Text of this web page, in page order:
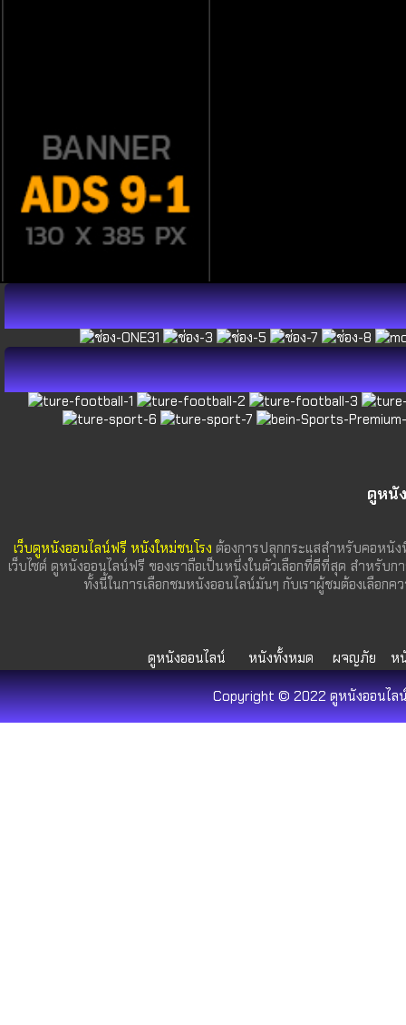
ดูหนั
เว็บดูหนังออนไลน์ฟรี หนังใหม่ชนโรง ต้องการปลุกกระแสสำหรับคอหนั
เว็บไซต์ ดูหนังออนไลน์ฟรี ของเราถือเป็นหนึ่งในตัวเลือกที่ดีที่สุด สำหรับ
ทั้งนี้ในการเลือกชมหนังออนไลน์มันๆ กับเราผู้ชมต้องเลือก
ดูหนังออนไลน์ หนังทั้งหมด ผจญภัย ห
Copyright © 2022 ดูหนังออนไล